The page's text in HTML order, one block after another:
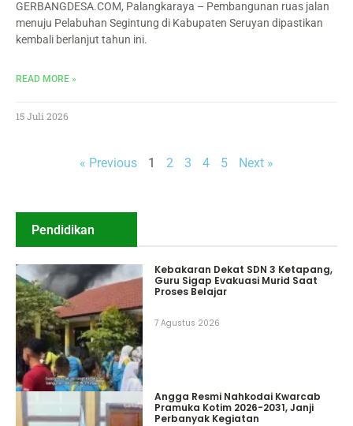
GERBANGDESA.COM, Palangkaraya – Pembangunan ruas jalan
menuju Pelabuhan Segintung di Kabupaten Seruyan dipastikan
kembali berlanjut tahun ini.
READ MORE »
15 Juli 2026
« Previous 1 2 3 4 5 Next »
Pendidikan
Kebakaran Dekat SDN 3 Ketapang,
Guru Sigap Evakuasi Murid Saat
Proses Belajar
7 Agustus 2026
Angga Resmi Nahkodai Kwarcab
Pramuka Kotim 2026-2031, Janji
Perbanyak Kegiatan